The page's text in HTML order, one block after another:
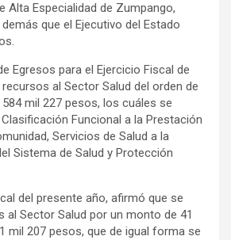
Alta Especialidad de Zumpango,
que el Ejecutivo del Estado
Egresos para el Ejercicio Fiscal de
al Sector Salud del orden de
mil 227 pesos, los cuáles se
Funcional a la Prestación
Servicios de Salud a la
Sistema de Salud y Protección
del presente año, afirmó que se
al Sector Salud por un monto de 41
mil 207 pesos, que de igual forma se